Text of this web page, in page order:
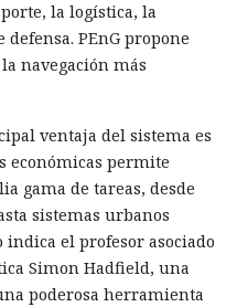
la logística, la
PEnG propone
navegación más
ventaja del sistema es
económicas permite
gama de tareas, desde
sistemas urbanos
indica el profesor asociado
Simon Hadfield, una
poderosa herramienta